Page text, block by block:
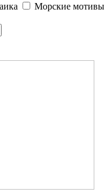
Морские мотивы